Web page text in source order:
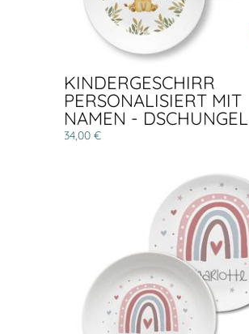
KINDERGESCHIRR
PERSONALISIERT MIT
NAMEN - DSCHUNGEL
34,00 €